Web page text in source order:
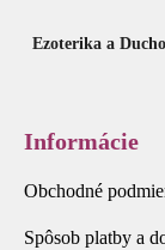
Ezoterika a
Informácie
Obchodné
Spôsob platby a